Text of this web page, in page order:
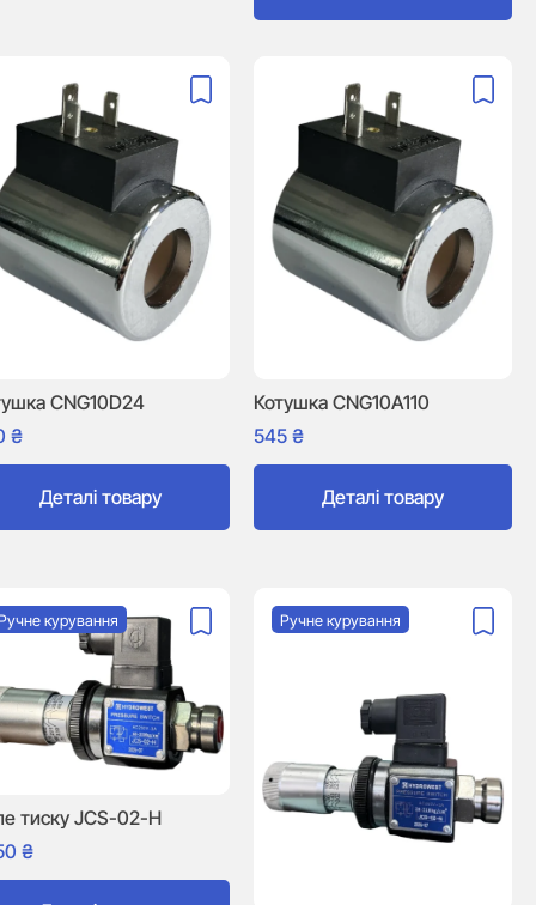
CNG10D24
₴
Деталі товару
Котушка CNG10A110
545 ₴
Деталі товару
тиску JCS-02-H
₴
курування Ручне курування